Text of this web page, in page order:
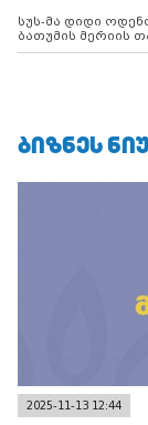
სუს-მა დიდი ოდენობით ქრთამის მოთხოვნისა და აღების ფაქტზე
ბათუმის მერიის
ᲑᲘᲖᲜᲔᲡ
2025-11-13 12:44